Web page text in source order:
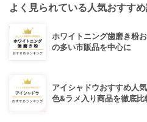
よく見られている人気おすす
ホワイトニング歯磨き粉
の多い市販品を中心に
アイシャドウおすすめ人
色&ラメ入り商品を徹底比